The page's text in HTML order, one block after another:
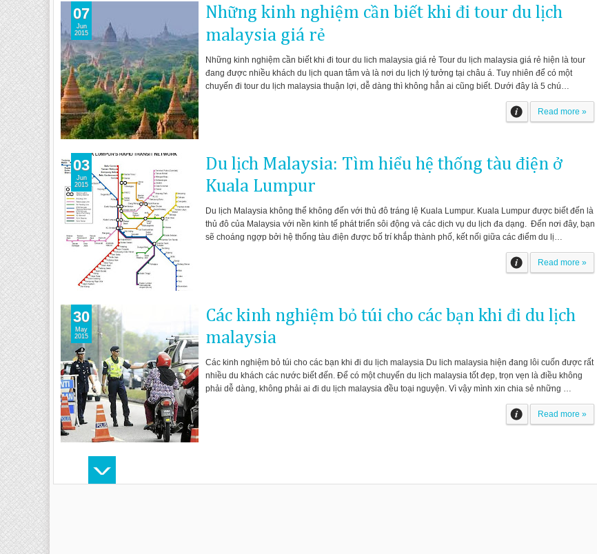
Những kinh nghiệm cần biết khi đi tour du lịch
malaysia giá rẻ
Những kinh nghiệm cần biết khi đi tour du lich malaysia giá rẻ Tour du lịch malaysia giá rẻ hiện là tour
đang được nhiều khách du lịch quan tâm và là nơi du lịch lý tưởng tại châu á. Tuy nhiên để có một
chuyến đi tour du lịch malaysia thuận lợi, dễ dàng thì không hẳn ai cũng biết. Dưới đây là 5 chú…
Read more »
07
Jun
2015
Du lịch Malaysia: Tìm hiểu hệ thống tàu điện ở
Kuala Lumpur
Du lịch Malaysia không thể không đến với thủ đô tráng lệ Kuala Lumpur. Kuala Lumpur được biết đến là
thủ đô của Malaysia với nền kinh tế phát triển sôi động và các dịch vụ du lịch đa dạng. Đến nơi đây, bạn
sẽ choáng ngợp bởi hệ thống tàu điện được bố trí khắp thành phố, kết nối giữa các điểm du lị…
Read more »
03
Jun
2015
Các kinh nghiệm bỏ túi cho các bạn khi đi du lịch
malaysia
Các kinh nghiệm bỏ túi cho các bạn khi đi du lịch malaysia Du lich malaysia hiện đang lôi cuốn được rất
nhiều du khách các nước biết đến. Để có một chuyến du lịch malaysia tốt đẹp, trọn vẹn là điều không
phải dễ dàng, không phải ai đi du lịch malaysia đều toại nguyện. Vì vậy mình xin chia sẻ những …
Read more »
30
May
2015